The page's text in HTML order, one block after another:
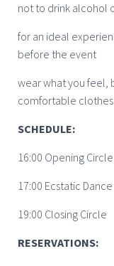
not to drink alcohol
for an ideal
before the event
wear what you feel,
comfortable clothes
SCHEDULE:
16:00 Opening
17:00 Ecstatic Dance
19:00 Closing Circle
RESERVATIONS: